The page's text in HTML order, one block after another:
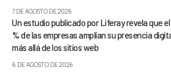
7 DE AGOSTO DE 2026
Un estudio publicado por Liferay revela que
% de las empresas amplían su presencia
más allá de los sitios web
6 DE AGOSTO DE 2026